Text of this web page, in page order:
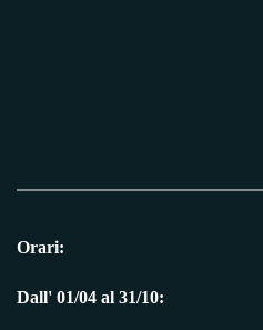
Orari:
Dall' 01/04 al 31/10: